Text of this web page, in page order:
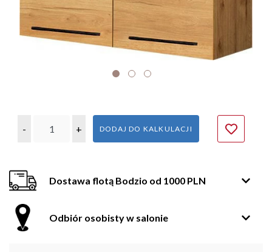
- + DODAJ DO KALKULACJI
Dostawa flotą Bodzio od 1000 PLN
Odbiór osobisty w salonie